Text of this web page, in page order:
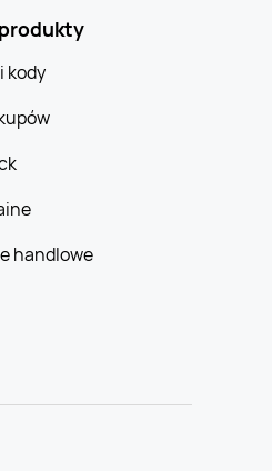
kody
handlowe